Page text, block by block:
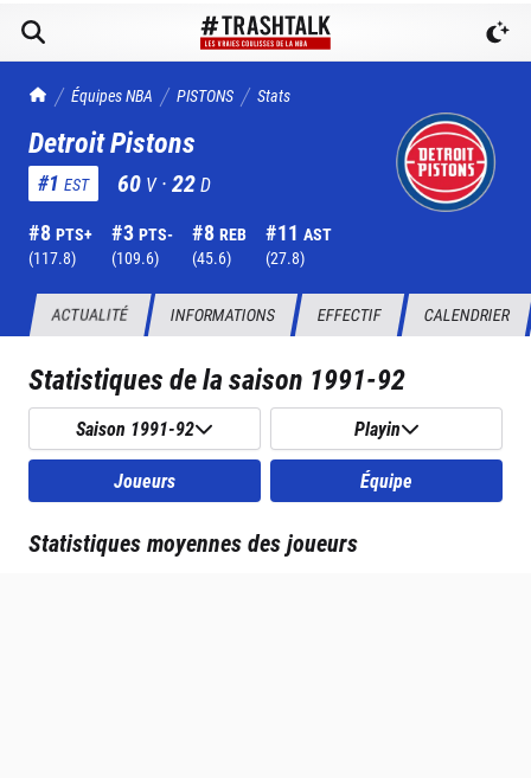
TrashTalk Actu NBA
Équipes NBA PISTONS Stats
Detroit Pistons
#1 EST 60 V ·22D
#8 PTS+
(117.8)
#3 PTS-
(109.6)
#8 REB
(45.6)
#11 AST
(27.8)
ACTUALITÉ INFORMATIONS EFFECTIF CALENDRIER
Statistiques de la saison 1991-92
Saison 1991-92 Playin
Joueurs Équipe
Statistiques moyennes des joueurs